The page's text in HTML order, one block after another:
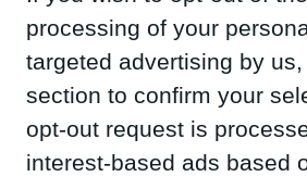
processing of your
targeted advertising by
section to confirm your
opt-out request is
interest-based ads based